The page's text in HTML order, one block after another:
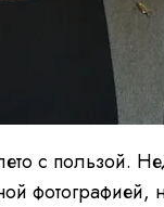
с пользой.